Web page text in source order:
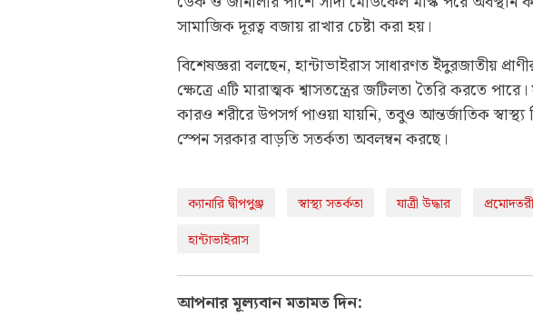
সামাজিক দূরত্ব বজায় রাখার চেষ্টা করা হয়।
বিশেষজ্ঞরা বলছেন, হান্টাভাইরাস সাধারণত ইঁদুরজাতীয়
ক্ষেত্রে এটি মারাত্মক শ্বাসতন্ত্রের জটিলতা তৈরি করতে
কারও শরীরে উপসর্গ পাওয়া যায়নি, তবুও আন্তর্জাতিক স্বাস্থ্য
স্পেন সরকার বাড়তি সতর্কতা অবলম্বন করছে।
ক্যানারি দ্বীপপুঞ্জ স্বাস্থ্য সতর্কতা যাত্রী উদ্ধার প্রমোদতরী
হান্টাভাইরাস
আপনার মূল্যবান মতামত দিন: